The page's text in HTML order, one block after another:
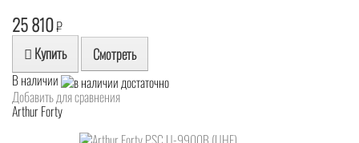
25 810₽
Купить Смотреть
В наличии
Добавить для сравнения
Arthur Forty